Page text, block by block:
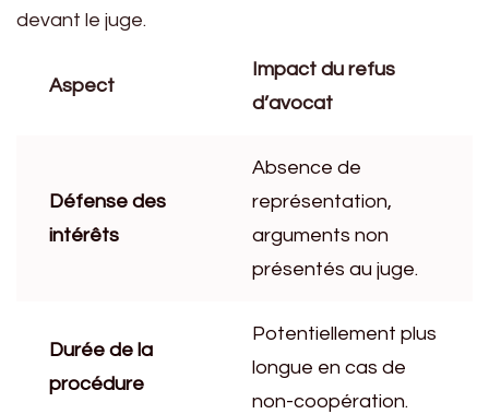
devant le juge.
Aspect
Impact du refus
d’avocat
Défense des
intérêts
Absence de
représentation,
arguments non
présentés au juge.
Durée de la
procédure
Potentiellement plus
longue en cas de
non-coopération.